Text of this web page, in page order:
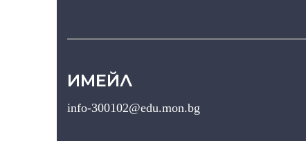
ИМЕЙЛ
info-300102@edu.mon.bg